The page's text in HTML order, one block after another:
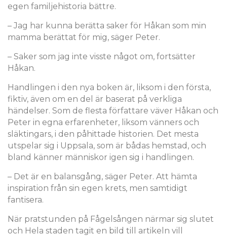
egen familjehistoria bättre.
– Jag har kunna berätta saker för Håkan som min
mamma berättat för mig, säger Peter.
– Saker som jag inte visste något om, fortsätter
Håkan.
Handlingen i den nya boken är, liksom i den första,
fiktiv, även om en del är baserat på verkliga
händelser. Som de flesta författare väver Håkan och
Peter in egna erfarenheter, liksom vänners och
släktingars, i den påhittade historien. Det mesta
utspelar sig i Uppsala, som är bådas hemstad, och
bland känner människor igen sig i handlingen.
– Det är en balansgång, säger Peter. Att hämta
inspiration från sin egen krets, men samtidigt
fantisera.
När pratstunden på Fågelsången närmar sig slutet
och Hela staden tagit en bild till artikeln vill